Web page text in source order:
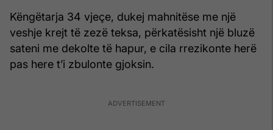
Këngëtarja 34 vjeçe, dukej mahnitëse me një
veshje krejt të zezë teksa, përkatësisht një bluzë
sateni me dekolte të hapur, e cila rrezikonte herë
pas here t’i zbulonte gjoksin.